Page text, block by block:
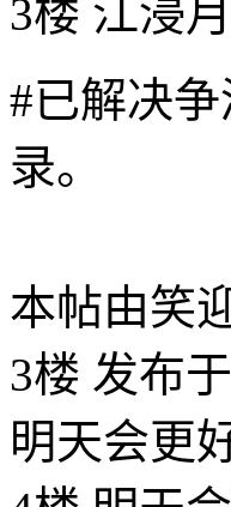
3楼 江浸月
#已解决
录。
本帖由笑
3楼 发布于
明天会更